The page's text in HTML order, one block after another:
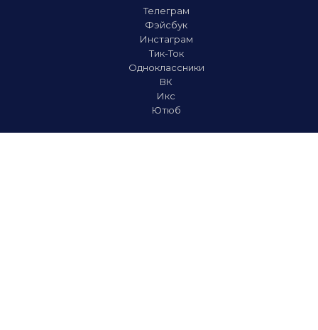
Телеграм
Фэйсбук
Инстаграм
Тик-Ток
Одноклассники
ВК
Икс
Ютюб